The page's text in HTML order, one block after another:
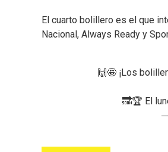
El cuarto bolillero es el que
Nacional, Always Ready y
🙌🤩 ¡Los
🔜🏆 El